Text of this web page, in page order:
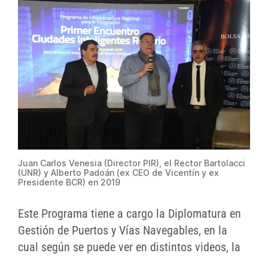
Juan Carlos Venesia (Director PIR), el Rector Bartolacci
(UNR) y Alberto Padoán (ex CEO de Vicentín y ex
Presidente BCR) en 2019
Este Programa tiene a cargo la Diplomatura en
Gestión de Puertos y Vías Navegables, en la
cual según se puede ver en distintos videos, la